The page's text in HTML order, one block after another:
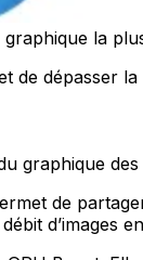
la
de dépasser
graphique
de
d’images